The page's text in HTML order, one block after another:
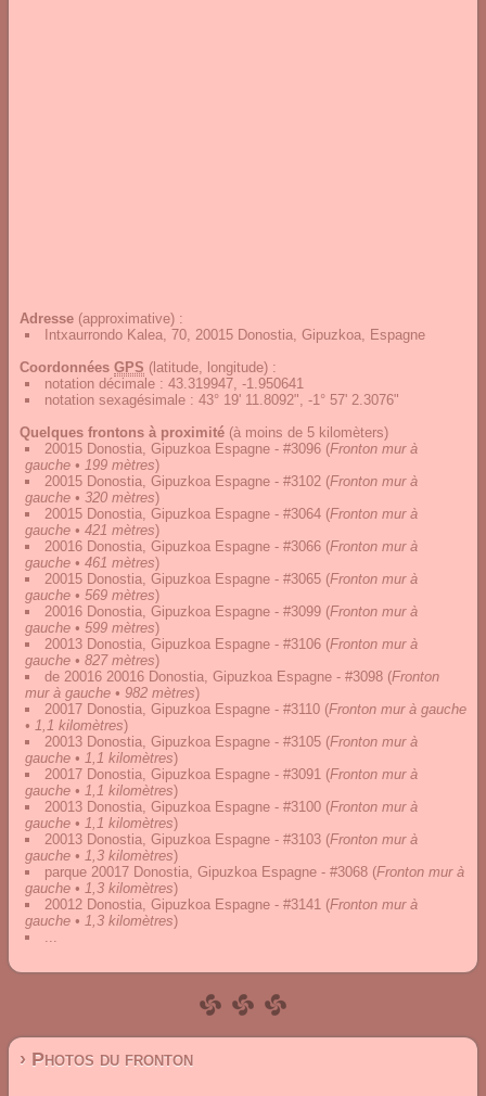
Adresse (approximative) :
Intxaurrondo Kalea, 70, 20015 Donostia, Gipuzkoa, Espagne
Coordonnées GPS (latitude, longitude) :
notation décimale : 43.319947, -1.950641
notation sexagésimale : 43° 19' 11.8092", -1° 57' 2.3076"
Quelques frontons à proximité (à moins de 5 kilomèters)
20015 Donostia, Gipuzkoa Espagne - #3096 (Fronton mur à
gauche • 199 mètres)
20015 Donostia, Gipuzkoa Espagne - #3102 (Fronton mur à
gauche • 320 mètres)
20015 Donostia, Gipuzkoa Espagne - #3064 (Fronton mur à
gauche • 421 mètres)
20016 Donostia, Gipuzkoa Espagne - #3066 (Fronton mur à
gauche • 461 mètres)
20015 Donostia, Gipuzkoa Espagne - #3065 (Fronton mur à
gauche • 569 mètres)
20016 Donostia, Gipuzkoa Espagne - #3099 (Fronton mur à
gauche • 599 mètres)
20013 Donostia, Gipuzkoa Espagne - #3106 (Fronton mur à
gauche • 827 mètres)
de 20016 20016 Donostia, Gipuzkoa Espagne - #3098 (Fronton
mur à gauche • 982 mètres)
20017 Donostia, Gipuzkoa Espagne - #3110 (Fronton mur à gauche
• 1,1 kilomètres)
20013 Donostia, Gipuzkoa Espagne - #3105 (Fronton mur à
gauche • 1,1 kilomètres)
20017 Donostia, Gipuzkoa Espagne - #3091 (Fronton mur à
gauche • 1,1 kilomètres)
20013 Donostia, Gipuzkoa Espagne - #3100 (Fronton mur à
gauche • 1,1 kilomètres)
20013 Donostia, Gipuzkoa Espagne - #3103 (Fronton mur à
gauche • 1,3 kilomètres)
parque 20017 Donostia, Gipuzkoa Espagne - #3068 (Fronton mur à
gauche • 1,3 kilomètres)
20012 Donostia, Gipuzkoa Espagne - #3141 (Fronton mur à
gauche • 1,3 kilomètres)
...
› Photos du fronton